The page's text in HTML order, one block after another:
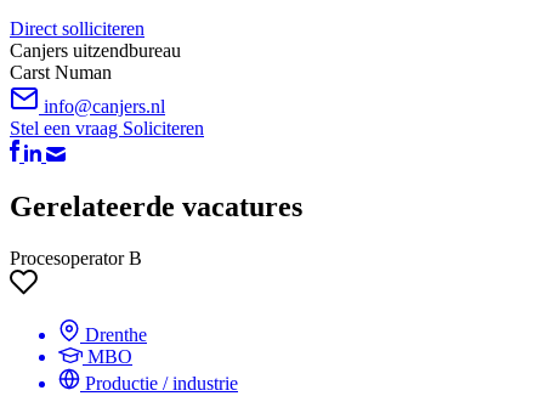
Direct solliciteren
Canjers uitzendbureau
Carst Numan
info@canjers.nl
Stel een vraag Soliciteren
Gerelateerde vacatures
Procesoperator B
Drenthe
MBO
Productie / industrie